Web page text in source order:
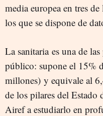
media europea en tres
los que se dispone de
La sanitaria es una de
público: supone el 15%
millones) y equivale al
de los pilares del Estado
Airef a estudiarlo en